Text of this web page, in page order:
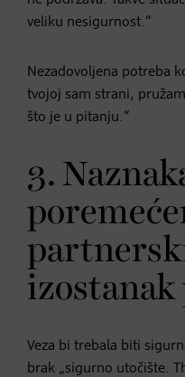
veliku nesigurnost.“
Nezadovoljena potreba
tvojoj sam strani,
što je u pitanju.“
3.
izostanak
Veza bi trebala biti
brak „sigurno utočište.